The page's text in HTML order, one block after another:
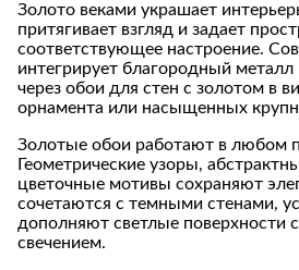
Золото веками украшает
притягивает взгляд и задает
соответствующее настроение.
интегрирует благородный
через обои для стен с золотом в
орнамента или насыщенных
Золотые обои работают в любом
Геометрические узоры,
цветочные мотивы сохраняют
сочетаются с темными стенами,
дополняют светлые поверхности
свечением.